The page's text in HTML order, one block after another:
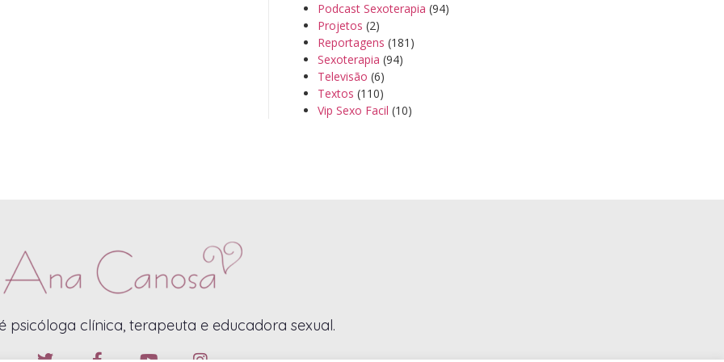
Podcast Sexoterapia (94)
Projetos (2)
Reportagens (181)
Sexoterapia (94)
Televisão (6)
Textos (110)
Vip Sexo Facil (10)
psicóloga clínica, terapeuta e educadora sexual.